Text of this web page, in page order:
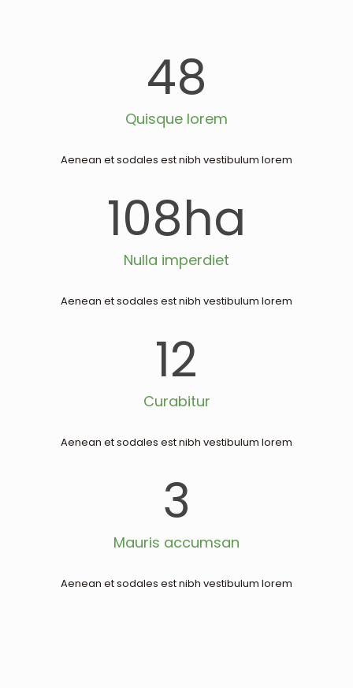
48
Quisque lorem
Aenean et sodales est nibh vestibulum lorem
108ha
Nulla imperdiet
Aenean et sodales est nibh vestibulum lorem
12
Curabitur
Aenean et sodales est nibh vestibulum lorem
3
Mauris accumsan
Aenean et sodales est nibh vestibulum lorem